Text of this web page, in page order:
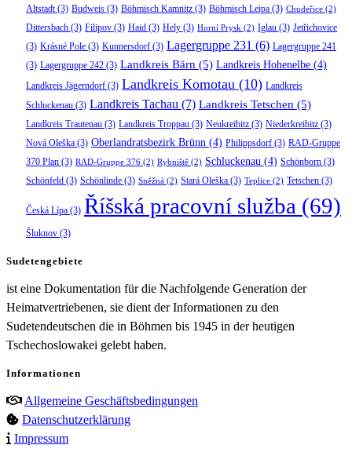
Altstadt(3) Budweis (3) Böhmisch Kamnitz (3) Böhmisch Leipa (3) Chudeřice (2)
Dittersbach (3) Filipov (3) Haid (3) Hely (3) Horní Prysk (2) Iglau (3) Jetřichovice
(3) Krásné Pole (3) Kunnersdorf (3) Lagergruppe 231 (6) Lagergruppe 241
(3) Lagergruppe 242 (3) Landkreis Bärn (5) Landkreis Hohenelbe (4)
Landkreis Jägerndorf (3) Landkreis Komotau (10) Landkreis
Schluckenau (3) Landkreis Tachau (7) Landkreis Tetschen (5)
Landkreis Trautenau (3) Landkreis Troppau (3) Neukreibitz (3) Niederkreibitz (3)
Nová Oleška (3) Oberlandratsbezirk Brünn (4) Philippsdorf (3) RAD-Gruppe
370 Plan (3) RAD-Gruppe 376 (2) Rybniště (2) Schluckenau (4) Schönborn (3)
Schönfeld (3) Schönlinde (3) Sněžná (2) Stará Oleška (3) Teplice (2) Tetschen (3)
Česká Lípa (3) Říšská pracovní služba (69)
Šluknov (3)
Sudetengebiete
ist eine Dokumentation für die Nachfolgende Generation der
Heimatvertriebenen, sie dient der Informationen zu den
Sudetendeutschen die in Böhmen bis 1945 in der heutigen
Tschechoslowakei gelebt haben.
Informationen
Allgemeine Geschäftsbedingungen
Datenschutzerklärung
Impressum